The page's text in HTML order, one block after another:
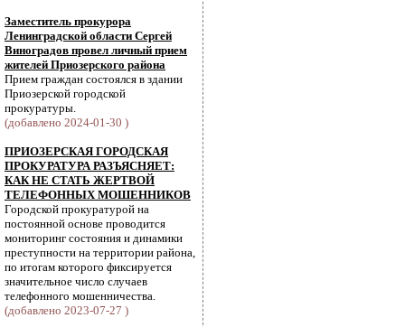
Заместитель прокурора
Ленинградской области Сергей
Виноградов провел личный прием
жителей Приозерского района
Прием граждан состоялся в здании
Приозерской городской
прокуратуры.
(добавлено 2024-01-30 )
ПРИОЗЕРСКАЯ ГОРОДСКАЯ
ПРОКУРАТУРА РАЗЪЯСНЯЕТ:
КАК НЕ СТАТЬ ЖЕРТВОЙ
ТЕЛЕФОННЫХ МОШЕННИКОВ
Городской прокуратурой на
постоянной основе проводится
мониторинг состояния и динамики
преступности на территории района,
по итогам которого фиксируется
значительное число случаев
телефонного мошенничества.
(добавлено 2023-07-27 )